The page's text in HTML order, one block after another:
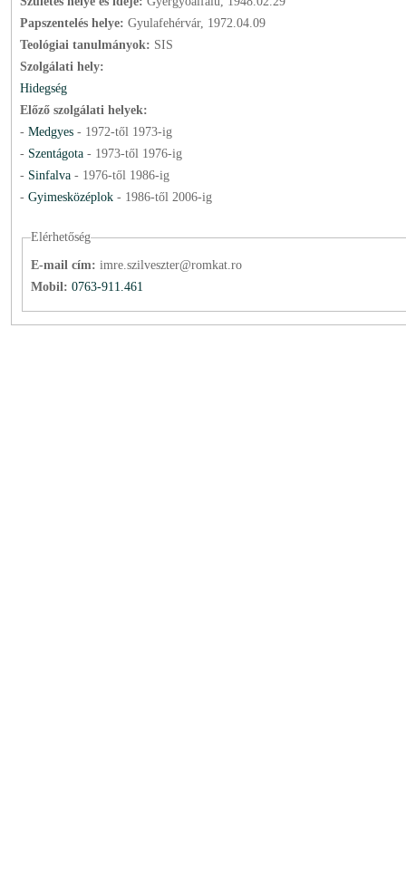
Papszentelés helye: Gyulafehérvár, 1972.04.09
Teológiai tanulmányok: SIS
Szolgálati hely:
Hidegség
Előző szolgálati helyek:
- Medgyes - 1972-től 1973-ig
- Szentágota - 1973-től 1976-ig
- Sinfalva - 1976-től 1986-ig
- Gyimesközéplok- 1986-től 2006-ig
Elérhetőség
E-mail cím: imre.szilveszter@romkat.ro
Mobil: 0763-911.461